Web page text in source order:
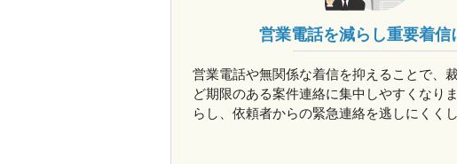
営業電話を減らし重要着信
営業電話や無関係な着信を抑えることで、
ど期限のある案件連絡に集中しやすくなり
らし、依頼者からの緊急連絡を逃しにくくし